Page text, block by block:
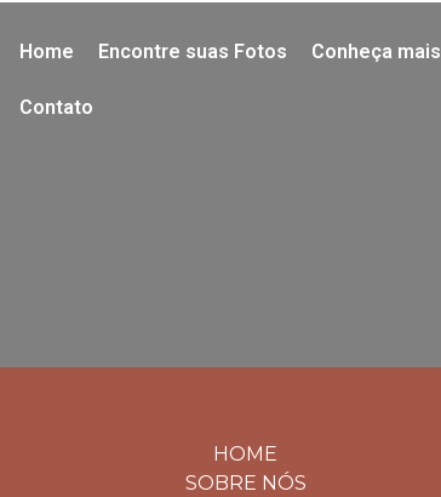
Home Encontre suas Fotos Conheça mais
Contato
HOME
SOBRE NÓS